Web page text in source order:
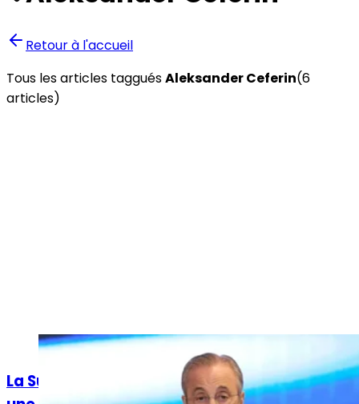
Retour à l'accueil
Tous les articles tagguésAleksander Ceferin(6
articles)
Actualités
La Superligue suit le Real Madrid et engage